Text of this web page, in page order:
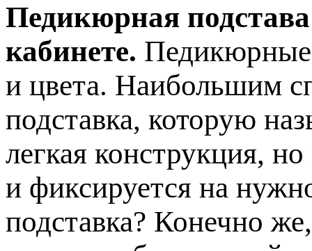
Педикюрная подстава
кабинете. Педикюрные
и цвета. Наибольшим
подставка, которую
легкая конструкция,
и фиксируется на
подставка? Конечно